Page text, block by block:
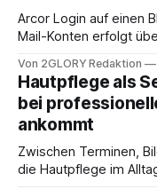
brauchen, von der
Arcor Login auf einen Blick Die Anmeldung für alte
Mail-Konten erfolgt
besitzt, loggt sich
Portal ein. Der
Von 2GLORY Redaktion
Hautpflege als
bei
ankommt
Zwischen Terminen,
die Hautpflege im